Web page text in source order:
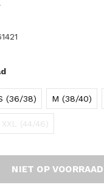
(36/38) M (38/40)
XXL (44/46)
NIET OP VOORRAAD